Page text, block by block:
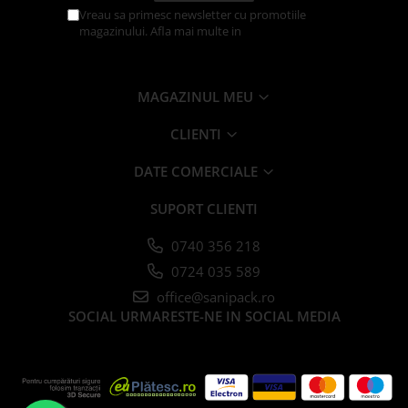
Articole din Plastic PET
Articole din Trestie de Zahar
Articole din Carton Kraft Natur
Articole din Carton Kraft Natur +
Vreau sa primesc newsletter cu promotiile
magazinului. Afla mai multe in
MAGAZINUL MEU
CLIENTI
DATE COMERCIALE
SUPORT CLIENTI
0740 356 218
0724 035 589
office@sanipack.ro
SOCIAL URMARESTE-NE IN SOCIAL MEDIA